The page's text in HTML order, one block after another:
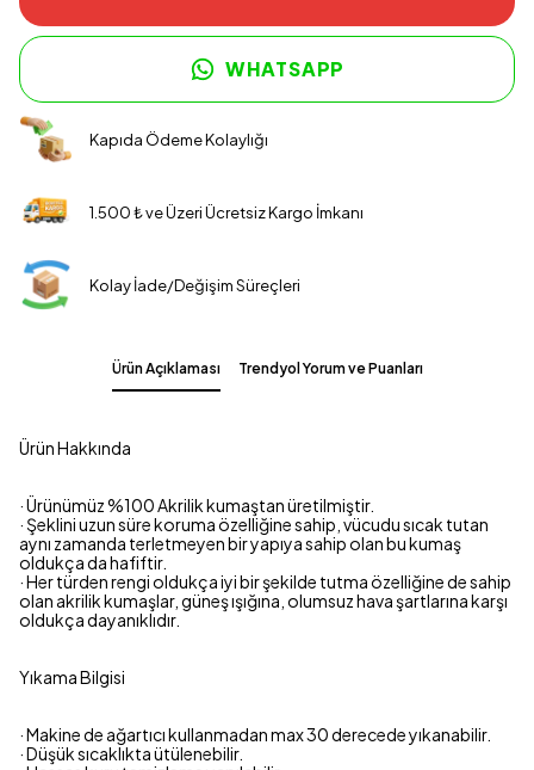
WHATSAPP
Kapıda Ödeme Kolaylığı
1.500 ₺ ve Üzeri Ücretsiz Kargo İmkanı
Kolay İade/Değişim Süreçleri
Ürün Açıklaması Trendyol Yorum ve Puanları
Ürün Hakkında
· Ürünümüz %100 Akrilik kumaştan üretilmiştir.
· Şeklini uzun süre koruma özelliğine sahip, vücudu sıcak tutan
aynı zamanda terletmeyen bir yapıya sahip olan bu kumaş
oldukça da hafiftir.
· Her türden rengi oldukça iyi bir şekilde tutma özelliğine de sahip
olan akrilik kumaşlar, güneş ışığına, olumsuz hava şartlarına karşı
oldukça dayanıklıdır.
Yıkama Bilgisi
· Makine de ağartıcı kullanmadan max 30 derecede yıkanabilir.
· Düşük sıcaklıkta ütülenebilir.